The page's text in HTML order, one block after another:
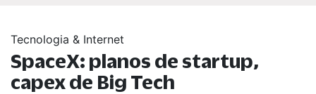
Tecnologia & Internet
SpaceX: planos de startup,
capex de Big Tech